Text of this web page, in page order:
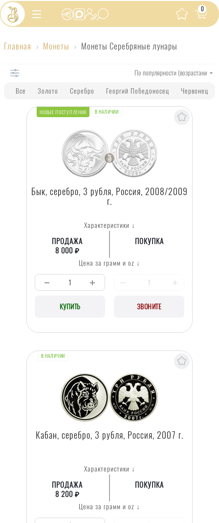
0
Серебряные
лунары
Главная Монеты Монеты Серебряные лунары
Все Золото Серебро Георгий Победоносец Червонец
НОВЫЕ ПОСТУПЛЕНИЯ В НАЛИЧИИ
Бык, серебро, 3 рубля, Россия, 2008/2009
г.
Характеристики ↓
ПРОДАЖА
8 000 ₽
ПОКУПКА
Цена за грамм и oz ↓
КУПИТЬ ЗВОНИТЕ
В НАЛИЧИИ
Кабан, серебро, 3 рубля, Россия, 2007 г.
Характеристики ↓
ПРОДАЖА
8 200 ₽
ПОКУПКА
Цена за грамм и oz ↓